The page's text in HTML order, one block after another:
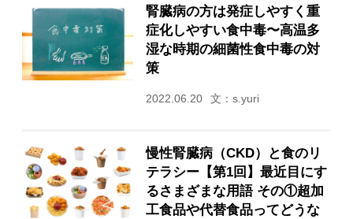
腎臓病の方は発症しやすく重
症化しやすい食中毒〜高温多
湿な時期の細菌性食中毒の対
策
2022.06.20 文：s.yuri
慢性腎臓病（CKD）と食のリ
テラシー【第1回】最近目にす
るさまざまな用語 その①超加
工食品や代替食品ってどうな